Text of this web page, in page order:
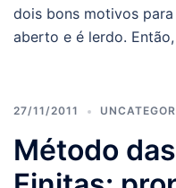
dois bons motivos
aberto e é lerdo.
27/11/2011
Método